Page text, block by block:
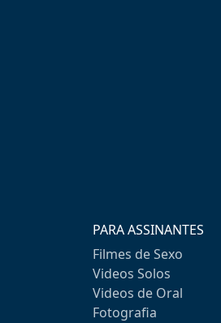
PARA ASSINANTES
Filmes de Sexo
Videos Solos
Videos de Oral
Fotografia